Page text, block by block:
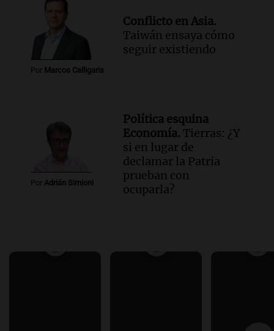
Por Marcos Calligaris
Conflicto en Asia.
Taiwán ensaya cómo
seguir existiendo
Por Adrián Simioni
Política esquina
Economía. Tierras: ¿Y
si en lugar de
declamar la Patria
prueban con
ocuparla?